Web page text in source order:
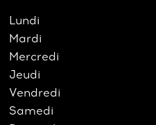
Lundi
Mardi
Mercredi
Jeudi
Vendredi
Samedi